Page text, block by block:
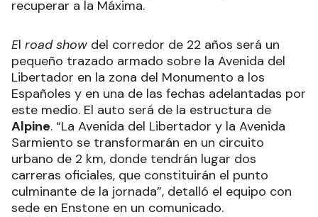
recuperar a la Máxima.
El road show del corredor de 22 años será un
pequeño trazado armado sobre la Avenida del
Libertador en la zona del Monumento a los
Españoles y en una de las fechas adelantadas por
este medio. El auto será de la estructura de
Alpine. “La Avenida del Libertador y la Avenida
Sarmiento se transformarán en un circuito
urbano de 2 km, donde tendrán lugar dos
carreras oficiales, que constituirán el punto
culminante de la jornada”, detalló el equipo con
sede en Enstone en un comunicado.